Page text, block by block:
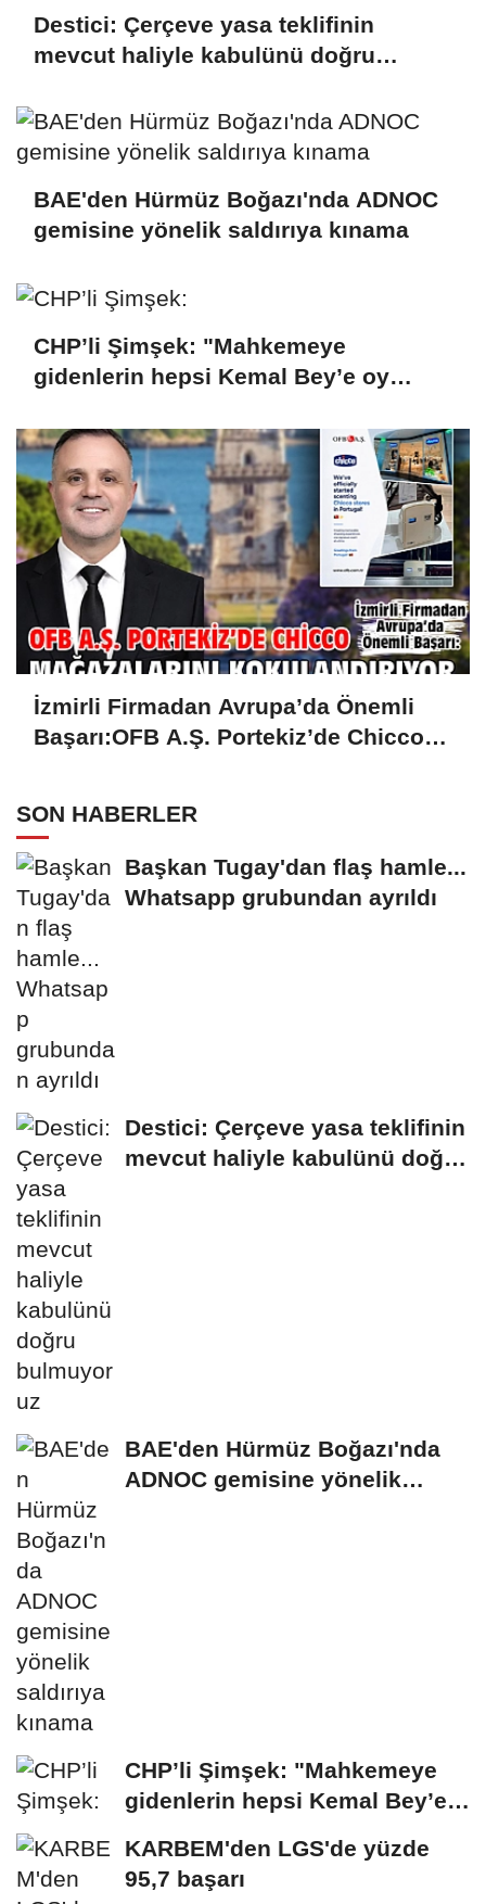
Destici: Çerçeve yasa teklifinin
mevcut haliyle kabulünü doğru
BAE'den Hürmüz Boğazı'nda ADNOC
gemisine yönelik saldırıya kınama
CHP’li Şimşek: "Mahkemeye
gidenlerin hepsi Kemal Bey’e oy
İzmirli Firmadan Avrupa’da Önemli
Başarı:OFB A.Ş. Portekiz’de Chicco
SON HABERLER
Başkan Tugay'dan flaş hamle...
Whatsapp grubundan ayrıldı
Destici: Çerçeve yasa teklifinin
mevcut haliyle kabulünü doğru
BAE'den Hürmüz Boğazı'nda
ADNOC gemisine yönelik
CHP’li Şimşek: "Mahkemeye
gidenlerin hepsi Kemal Bey’e
KARBEM'den LGS'de yüzde
95,7 başarı